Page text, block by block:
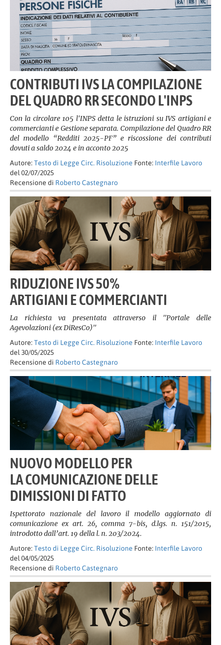
CONTRIBUTI IVS LA COMPILAZIONE
DEL QUADRO RR SECONDO L'INPS
Con la circolare 105 l'INPS detta le istruzioni su IVS artigiani e
commercianti e Gestione separata. Compilazione del Quadro RR
del modello “Redditi 2025-PF” e riscossione dei contributi
dovuti a saldo 2024 e in acconto 2025
Autore: Testo di Legge Circ. Risoluzione Fonte: Interfile Lavoro
del 02/07/2025
Recensione di Roberto Castegnaro
RIDUZIONE IVS 50%
ARTIGIANI E COMMERCIANTI
La richiesta va presentata attraverso il "Portale delle
Agevolazioni (ex DiResCo)"
Autore: Testo di Legge Circ. Risoluzione Fonte: Interfile Lavoro
del 30/05/2025
Recensione di Roberto Castegnaro
NUOVO MODELLO PER
LA COMUNICAZIONE DELLE
DIMISSIONI DI FATTO
Ispettorato nazionale del lavoro il modello aggiornato di
comunicazione ex art. 26, comma 7-bis, d.lgs. n. 151/2015,
introdotto dall’art. 19 della l. n. 203/2024.
Autore: Testo di Legge Circ. Risoluzione Fonte: Interfile Lavoro
del 04/05/2025
Recensione di Roberto Castegnaro